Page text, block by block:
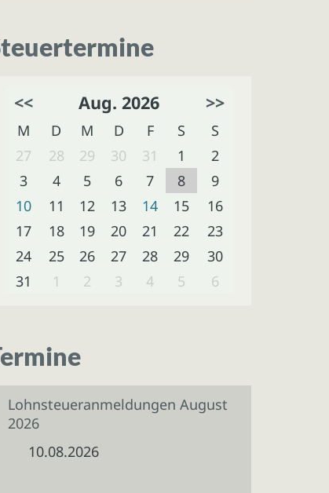
<< Aug. 2026 >>
M D M D F S
S
27
28 29 30 31 1
2
3
4 5 6 7 8
9
10
11 12 13 14 15
16
17
18 19 20 21 22
23
24
25 26 27 28 29
30
31
1 2 3 4 5 6
Lohnsteueranmeldungen August
2026
10.08.2026